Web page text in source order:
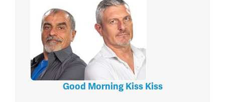
Good Morning Kiss Kiss